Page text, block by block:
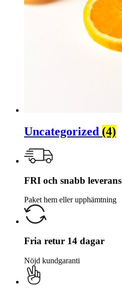
Uncategorized (4)
FRI och snabb leverans
Paket hem eller upphämtning
Fria retur 14 dagar
Nöjd kundgaranti